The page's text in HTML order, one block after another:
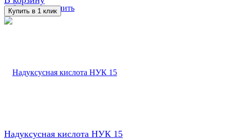
избранное сравнить
Надуксусная кислота НУК 15